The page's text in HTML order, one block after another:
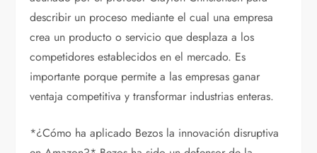
describir un proceso mediante el cual una empresa
crea un producto o servicio que desplaza a los
competidores establecidos en el mercado. Es
importante porque permite a las empresas ganar
ventaja competitiva y transformar industrias enteras.
*¿Cómo ha aplicado Bezos la innovación disruptiva